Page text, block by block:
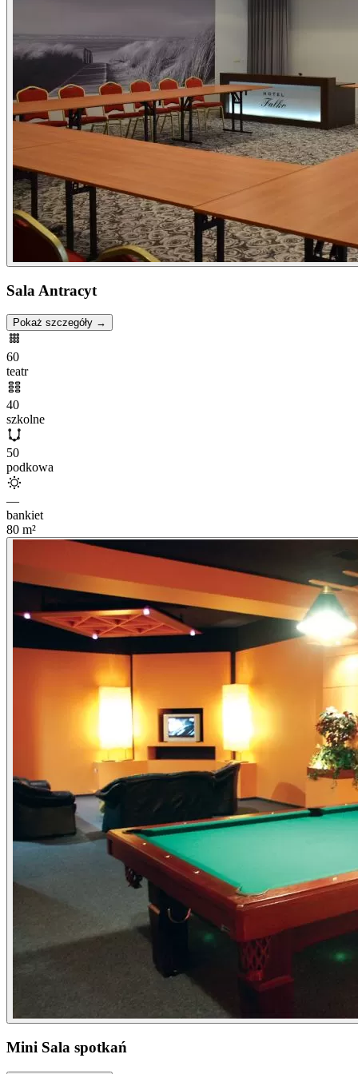
Sala Antracyt
Pokaż szczegóły →
60
teatr
40
szkolne
50
podkowa
—
bankiet
80 m²
Mini Sala spotkań